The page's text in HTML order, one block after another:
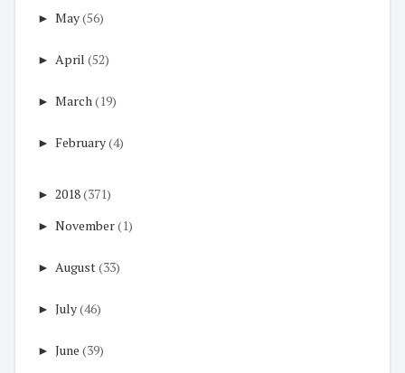
► May(56)
► April (52)
► March(19)
► February(4)
► 2018(371)
► November(1)
► August(33)
► July(46)
► June (39)